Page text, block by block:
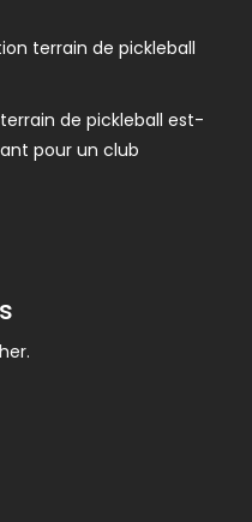
terrain de pickleball
de pickleball est-
pour un club